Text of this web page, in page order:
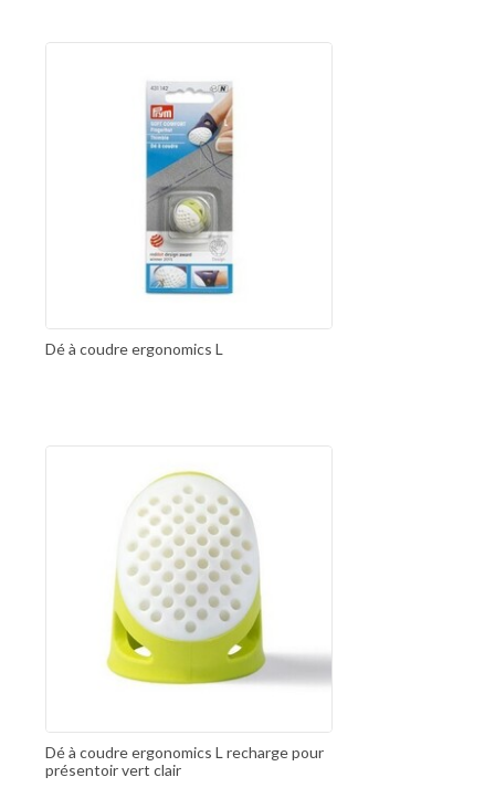
Dé à coudre ergonomics L
Dé à coudre ergonomics L recharge pour
présentoir vert clair